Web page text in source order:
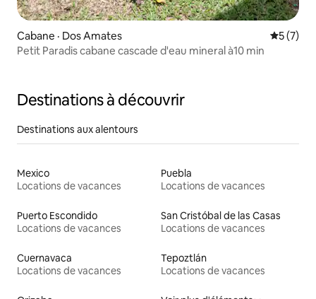
Cabane · Dos Amates Note
5 (7)
Petit Paradis cabane cascade d'eau mineral à10 min
Destinations à découvrir
Destinations aux alentours
Mexico
Locations de vacances
Puebla
Locations de vacances
Puerto Escondido
Locations de vacances
San Cristóbal de las Casas
Locations de vacances
Cuernavaca
Locations de vacances
Tepoztlán
Locations de vacances